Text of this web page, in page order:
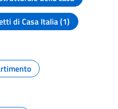
di Casa Italia (1)